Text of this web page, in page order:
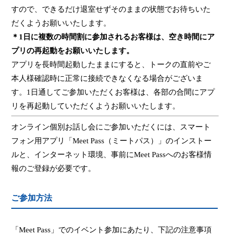
すので、できるだけ退室せずそのままの状態でお待ちいた
だくようお願いいたします。
＊ 1 日に複数の時間割に参加されるお客様は、空き時間にア
プリの再起動をお願いいたします。
アプリを長時間起動したままにすると、トークの直前やご
本人様確認時に正常に接続できなくなる場合がございま
す。 1 日通してご参加いただくお客様は、各部の合間にアプ
リを再起動していただくようお願いいたします。
オンライン個別お話し会にご参加いただくには、スマート
フォン用アプリ「Meet Pass （ミートパス）」のインストー
ルと、インターネット環境、事前にMeet Passへのお客様情
報のご登録が必要です。
ご参加方法
「Meet Pass 」でのイベント参加にあたり、下記の注意事項